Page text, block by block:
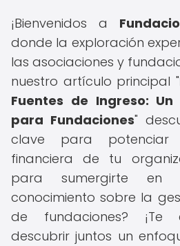
¡Bienvenidos a
donde la exploración
las asociaciones y
nuestro artículo principal "
Fuentes de Ingreso:
para Fundaciones"
clave para potenciar
financiera de tu
para sumergirte
conocimiento sobre la
de fundaciones? ¡Te
descubrir juntos un